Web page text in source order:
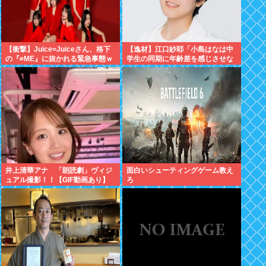
【衝撃】Juice=Juiceさん、格下
の『≠ME』に抜かれる緊急事態ｗ
ｗｗｗｗｗｗｗｗｗｗｗ
【逸材】江口紗耶「小島はなは中
学生の同期に年齢差を感じさせな
いように気を遣っているが、同期
2人は気づ
井上清華アナ 「朗読劇」ヴィジ
ュアル撮影！！【GIF動画あり】
面白いシューティングゲーム教え
ろ